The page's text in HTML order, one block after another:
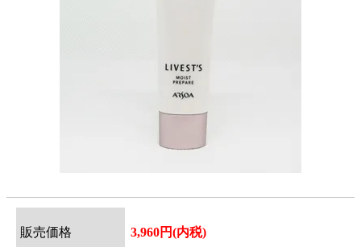
販売価格 3,960円(内税)